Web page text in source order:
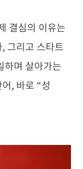
결심의 이유는
그리고 스타트
하며 살아가는
, 바로 “성